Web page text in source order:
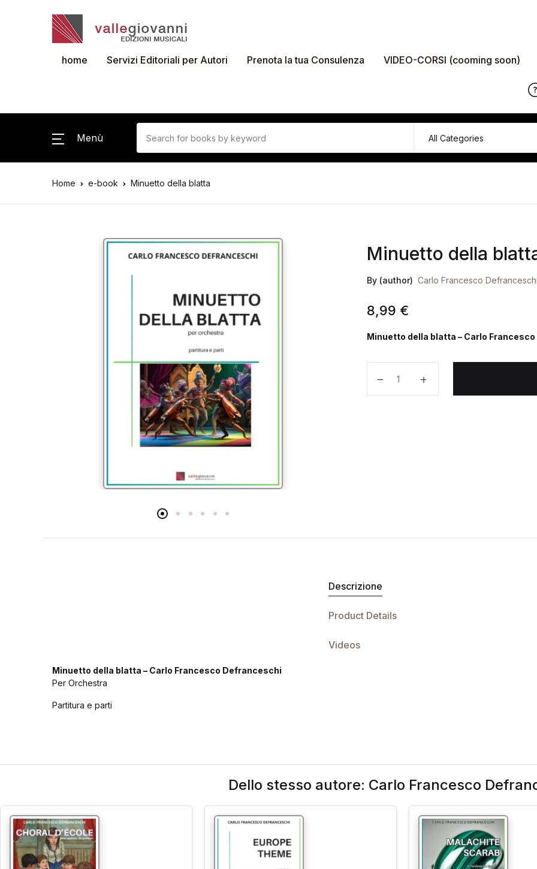
home Servizi Editoriali per Autori Prenota la tua Consulenza VIDEO-CORSI (cooming soon)
Menù
Home e-book Minuetto della blatta
Minuetto della
By (author) Carlo Francesco Defranceschi
8,99 €
Minuetto della blatta – Carlo
Descrizione
Product Details
Videos
Minuetto della blatta – Carlo Francesco Defranceschi
Per Orchestra
Partitura e parti
Dello stesso autore: Carlo Francesco